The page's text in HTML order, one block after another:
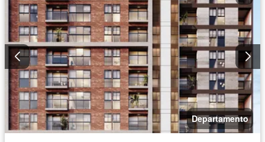
Departamento